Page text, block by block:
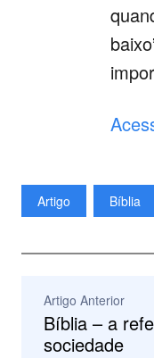
Artigo Bíblia
Artigo Anterior
Bíblia – a
sociedade